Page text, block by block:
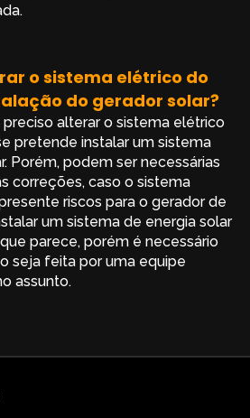
o sistema elétrico do
do gerador solar?
alterar o sistema elétrico
pretende instalar um sistema
Porém, podem ser necessárias
correções, caso o sistema
riscos para o gerador de
um sistema de energia solar
parece, porém é necessário
seja feita por uma equipe
assunto.